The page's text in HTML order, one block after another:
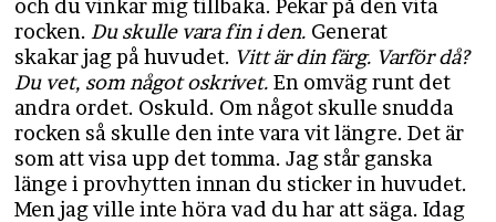
och du vinkar mig tillbaka. Pekar på den vita
rocken. Du skulle vara fin i den. Generat
skakar jag på huvudet. Vitt är din färg. Varför då?
Du vet, som något oskrivet.En omväg runt det
andra ordet. Oskuld. Om något skulle snudda
rocken så skulle den inte vara vit längre. Det är
som att visa upp det tomma. Jag står ganska
länge i provhytten innan du sticker in huvudet.
Men jag ville inte höra vad du har att säga. Idag